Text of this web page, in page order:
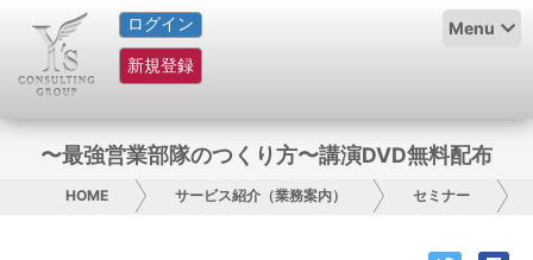
ログイン
新規登録
Menu
HOME
サービス紹介
グループ概要
〜最強営業部隊のつくり方〜講演DVD無料配布
HOME サービス紹介（業務案内） セミナー